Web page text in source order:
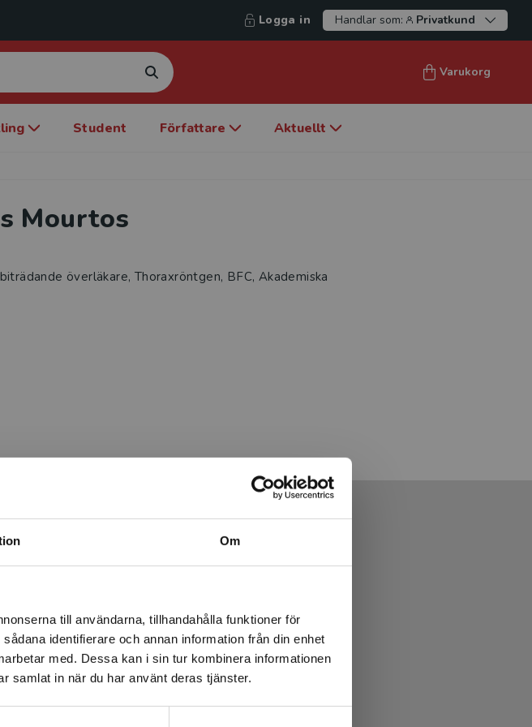
Om
till användarna, tillhandahålla funktioner för
identifierare och annan information från din enhet
med. Dessa kan i sin tur kombinera informationen
samlat in när du har använt deras tjänster.
via en
inte leveranser utanför
köp måste
Läs mer
Logga in Handlar som: Privatkund
Varukorg
Student Författare Aktuellt
Mourtos
överläkare, Thoraxröntgen, BFC, Akademiska